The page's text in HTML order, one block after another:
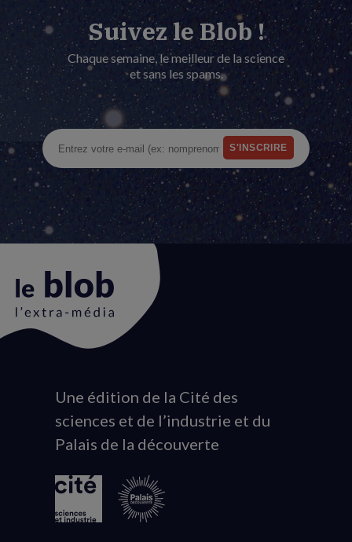
Suivez le Blob !
Chaque semaine, le meilleur de la science
et sans les spams.
Animation
du
logo
Une édition de la Cité des
sciences et de l’industrie et du
Palais de la découverte